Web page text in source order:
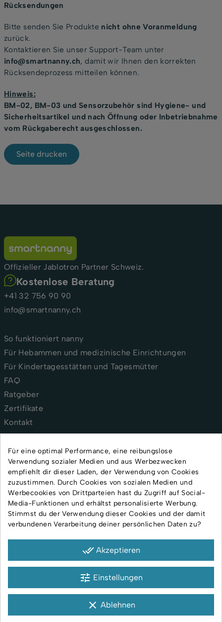
Rücksendungen
Bitte senden Sie Produkte nicht ohne Voranmeldung
zurück.
Kontaktieren Sie unser Support-Team unter
info@smartnanny.ch, damit wir Ihnen den korrekten
Rücksendeprozess mitteilen können.
Hinweis:
BM-02, BM-03 und Sensorzubehör sind Hygiene- und
Sicherheitsartikel und nach Öffnung oder Inbetriebnahme
vom Rückgaberecht ausgeschlossen.
Offizieller Jablotron Partner Schweiz.
Kostenlose Beratung
+41 32 756 90 90
info@smartnanny.ch
So funktioniert nanny
Für Hebammen und medizinische Einrichtungen
Für Kindertagesstätten und Tagesmütter
FAQ
Ratgeber
Zertifikate
Kontakt
AGB
Versand und Lieferung
Rückgabe und Reklamation
Datenschutzerklärung
Impressum
Für eine optimal Performance, eine reibungslose
Verwendung sozialer Medien und aus Werbezwecken
empfiehlt dir dieser Laden, der Verwendung von Cookies
zuzustimmen. Durch Cookies von sozialen Medien und
Werbecookies von Drittparteien hast du Zugriff auf Social-
Media-Funktionen und erhältst personalisierte Werbung.
Stimmst du der Verwendung dieser Cookies und der damit
verbundenen Verarbeitung deiner persönlichen Daten zu?
done_all Akzeptieren
tune Einstellungen
clear Ablehnen